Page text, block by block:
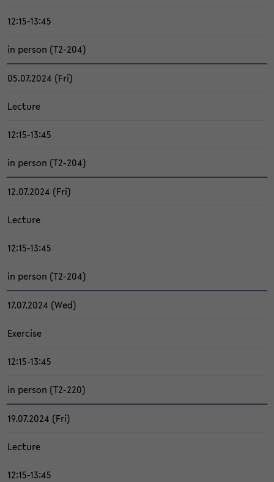
12:15-13:45
in per­son (T2-​204)
05.07.2024 (Fri)
Lec­tu­re
12:15-13:45
in per­son (T2-​204)
12.07.2024 (Fri)
Lec­tu­re
12:15-13:45
in per­son (T2-​204)
17.07.2024 (Wed)
Ex­er­ci­se
12:15-13:45
in per­son (T2-​220)
19.07.2024 (Fri)
Lec­tu­re
12:15-13:45